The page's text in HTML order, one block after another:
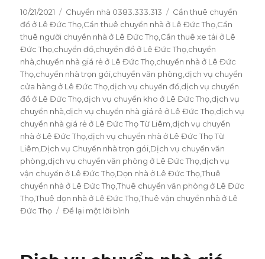
Đăng
vào
ngày
10/21/2021
Danh
mục
Chuyển nhà 0383.333.313 Thẻ
Cần thuê chuyển
đồ ở Lê Đức Thọ,Cần thuê chuyển nhà ở Lê Đức Thọ,Cần
thuê người chuyền nhà ở Lê Đức Thọ,Cần thuê xe tải ở Lê
Đức Thọ,chuyển đồ,chuyển đồ ở Lê Đức Thọ,chuyển
nhà,chuyển nhà giá rẻ ở Lê Đức Thọ,chuyển nhà ở Lê Đức
Thọ,chuyển nhà trọn gói,chuyển văn phòng,dịch vụ chuyển
cửa hàng ở Lê Đức Thọ,dịch vụ chuyển đồ,dịch vụ chuyển
đồ ở Lê Đức Thọ,dịch vụ chuyển kho ở Lê Đức Thọ,dịch vụ
chuyển nhà,dịch vụ chuyển nhà giá rẻ ở Lê Đức Thọ,dịch vụ
chuyển nhà giá rẻ ở Lê Đức Thọ Từ Liêm,dịch vụ chuyển
nhà ở Lê Đức Thọ,dịch vụ chuyển nhà ở Lê Đức Thọ Từ
Liêm,Dịch vụ Chuyển nhà trọn gói,Dịch vụ chuyển văn
phòng,dịch vụ chuyển văn phòng ở Lê Đức Thọ,dịch vụ
vận chuyển ở Lê Đức Thọ,Dọn nhà ở Lê Đức Thọ,Thuê
chuyển nhà ở Lê Đức Thọ,Thuê chuyển văn phòng ở Lê Đức
Thọ,Thuê dọn nhà ở Lê Đức Thọ,Thuê vận chuyển nhà ở Lê
Đức Thọ
Để lại một lời bình